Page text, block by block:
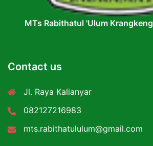
MTs Rabithatul 'Ulum Krangkeng
Contact us
Jl. Raya Kalianyar
082127216983
mts.rabithatululum@gmail.com